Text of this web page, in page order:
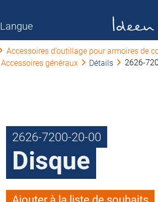
Langue
Accessoires d’outillage pour armoires de
Accessoires généraux Détails 2626-
2626-7200-20-00
Disque